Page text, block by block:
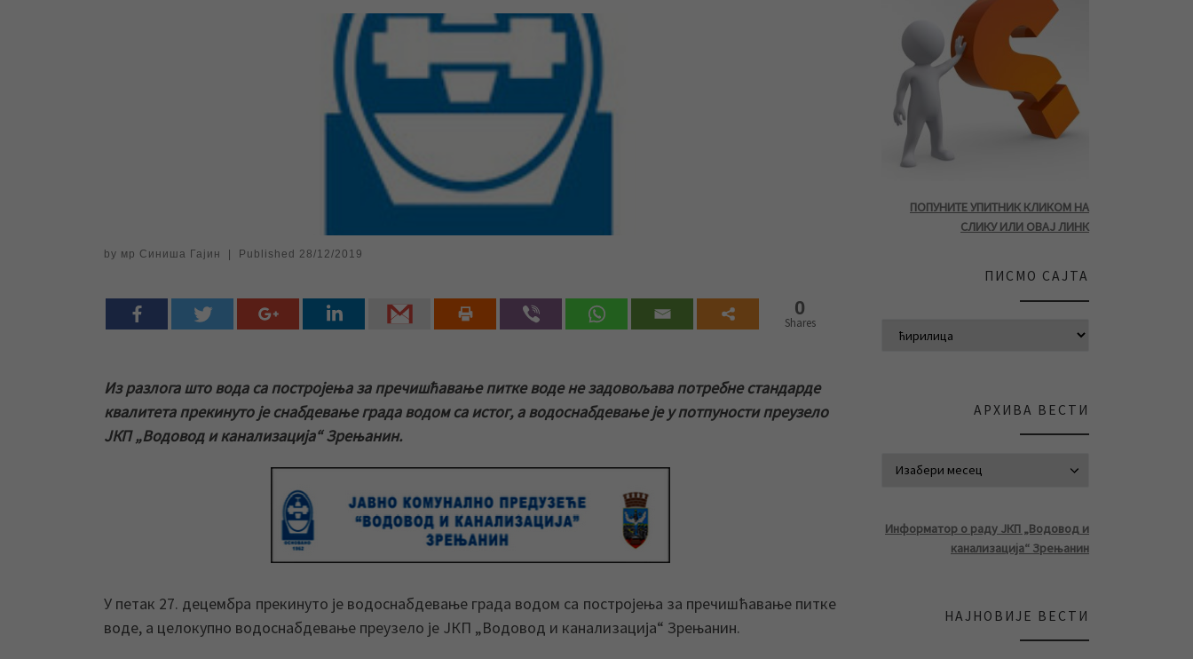
by мр Синиша Гајин Published 28/12/2019
0
Shares
Из разлога што вода са постројења за пречишћавање питке воде не задовољава потребне стандарде
квалитета прекинуто је снабдевање града водом са истог, а водоснабдевање је у потпуности преузело
ЈКП „Водовод и канализација“ Зрењанин.
У петак 27. децембра прекинуто је водоснабдевање града водом са постројења за пречишћавање питке
воде, а целокупно водоснабдевање преузело је ЈКП „Водовод и канализација“ Зрењанин.
ПОПУНИТЕ УПИТНИК КЛИКОМ НА
СЛИКУ ИЛИ ОВАЈ ЛИНК
ПИСМО САЈТА
АРХИВА ВЕСТИ
Информатор о раду ЈКП „Водовод и
канализација“ Зрењанин
НАЈНОВИЈЕ ВЕСТИ